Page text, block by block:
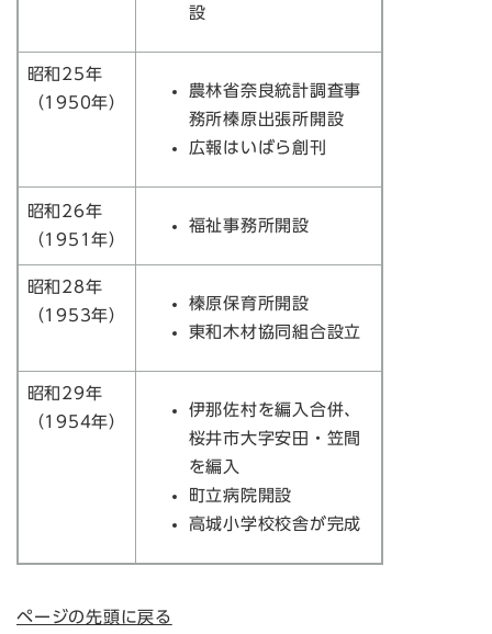
設
昭和25年
（1950年）
農林省奈良統計調査事
務所榛原出張所開設
広報はいばら創刊
昭和26年
（1951年）
福祉事務所開設
昭和28年
（1953年）
榛原保育所開設
東和木材協同組合設立
昭和29年
（1954年）
伊那佐村を編入合併、
桜井市大字安田・笠間
を編入
町立病院開設
高城小学校校舎が完成
ページの先頭に戻る